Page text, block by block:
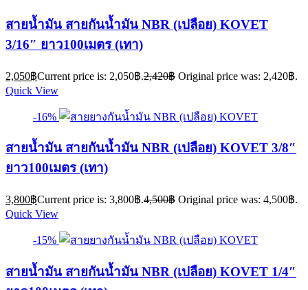
สายน้ำมัน สายกันน้ำมัน NBR (เปลือย) KOVET
3/16″ ยาว100เมตร (เทา)
2,050฿Current price is: 2,050฿.2,420฿ Original price was: 2,420฿.
Quick View
-16%
สายน้ำมัน สายกันน้ำมัน NBR (เปลือย) KOVET 3/8″
ยาว100เมตร (เทา)
3,800฿Current price is: 3,800฿.4,500฿ Original price was: 4,500฿.
Quick View
-15%
สายน้ำมัน สายกันน้ำมัน NBR (เปลือย) KOVET 1/4″